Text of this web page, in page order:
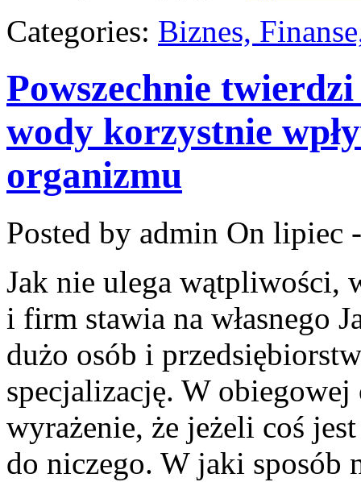
Categories: Biznes,
Powszechnie
wody korzystnie
organizmu
Posted by admin On lipiec
Jak nie ulega wątpliwości,
i firm stawia na własnego
dużo osób i
specjalizację. W
wyrażenie, że jeżeli coś
do niczego. W jaki sposób